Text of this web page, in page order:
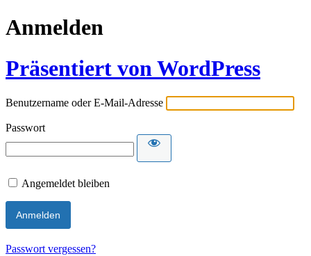
Anmelden
Präsentiert von WordPress
Benutzername oder E-Mail-Adresse
Passwort
Angemeldet bleiben
Passwort vergessen?